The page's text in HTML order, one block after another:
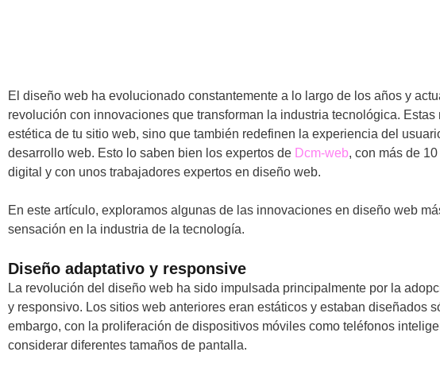
El diseño web ha evolucionado constantemente a lo largo de los años y
revolución con innovaciones que transforman la industria tecnológica.
estética de tu sitio web, sino que también redefinen la experiencia del
desarrollo web. Esto lo saben bien los expertos de Dcm-web, con más de
digital y con unos trabajadores expertos en diseño web.
En este artículo, exploramos algunas de las innovaciones en diseño web
sensación en la industria de la tecnología.
Diseño adaptativo y responsive
La revolución del diseño web ha sido impulsada principalmente por la
y responsivo. Los sitios web anteriores eran estáticos y estaban diseñados
embargo, con la proliferación de dispositivos móviles como teléfonos
considerar diferentes tamaños de pantalla.